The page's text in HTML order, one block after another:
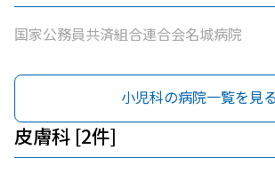
国家公務員共済組合連合会名城病院
小児科の病院一覧を見る
皮膚科 [2件]